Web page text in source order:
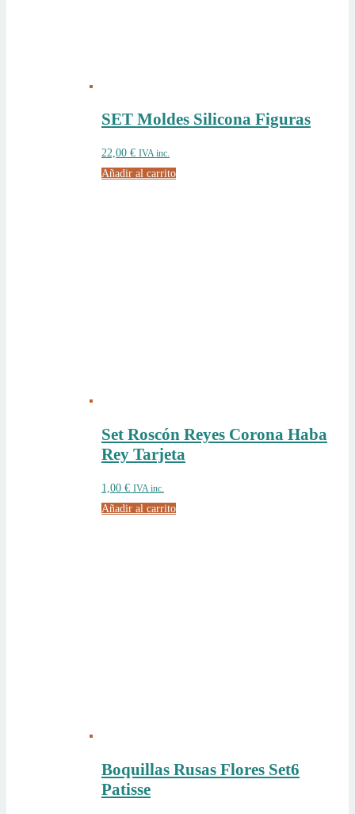
SET Moldes Silicona Figuras
22,00 € IVA inc.
Añadir al carrito
Set Roscón Reyes Corona Haba
Rey Tarjeta
1,00 € IVA inc.
Añadir al carrito
Boquillas Rusas Flores Set6
Patisse